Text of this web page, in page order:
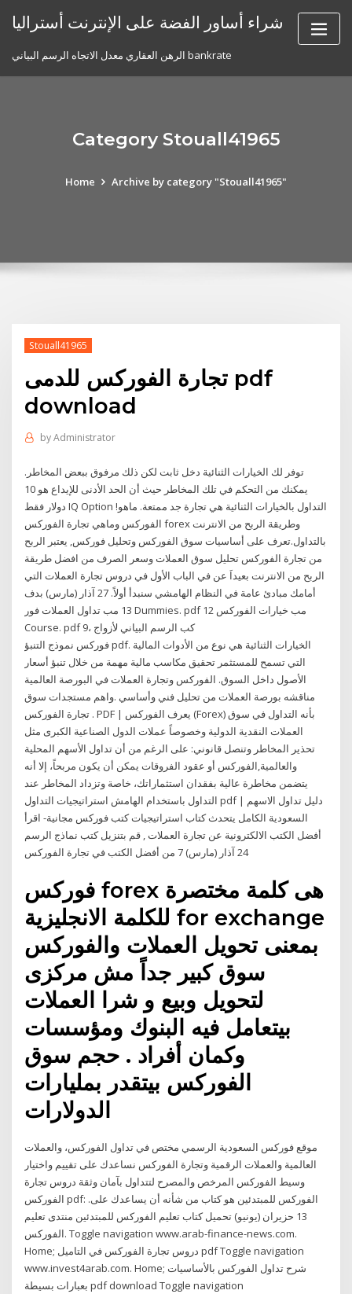
شراء أساور الفضة على الإنترنت أستراليا
الرهن العقاري معدل الاتجاه الرسم البياني bankrate
Category Stouall41965
Home Archive by category "Stouall41965"
Stouall41965
تجارة الفوركس للدمى pdf
download
byAdministrator
توفر لك الخيارات الثنائية دخل ثابت لكن ذلك مرفوق ببعض المخاطر.
يمكنك من التحكم في تلك المخاطر حيث أن الحد الأدنى للإيداع هو 10
دولار فقط IQ Option !التداول بالخيارات الثنائية هي تجارة جد ممتعة. ماهو
الفوركس وماهي تجارة الفوركس forex وطريقة الربح من الانترنت
بالتداول.تعرف على أساسيات سوق الفوركس وتحليل فوركس, يعتبر الربح
من تجارة الفوركس تحليل سوق العملات وسعر الصرف من افضل طريقة
الربح من الانترنت بعيداَ عن في الباب الأول في دروس تجارة العملات التي
أمامك مبادئ عامة في النظام الهامشي سنبدأ أولاً. 27 آذار (مارس) بدف
13 مب تداول العملات فور Dummies. pdf 12 مب خيارات الفوركس
Course. pdf 9، كب الرسم البياني لأزواج
فوركس نموذج التنبؤ pdf. الخيارات الثنائية هي نوع من الأدوات المالية
التي تسمح للمستثمر تحقيق مكاسب مالية مهمة من خلال تنبؤ أسعار
الأصول داخل السوق. الفوركس وتجارة العملات في البورصة العالمية
مناقشه بورصة العملات من تحليل فني وأساسي .واهم مستجدات سوق
تجارة الفوركس . PDF | يعرف الفوركس (Forex) بأنه التداول في سوق
العملات النقدية الدولية وخصوصاً عملات الدول الصناعية الكبرى مثل
تحذير المخاطر وتنصل قانوني: على الرغم من أن تداول الأسهم المحلية
والعالمية,الفوركس أو عقود الفروقات يمكن أن يكون مربحاً، إلا أنه
يتضمن مخاطرة عالية بفقدان استثماراتك، خاصة وتزداد المخاطر عند
التداول باستخدام الهامش استراتيجيات التداول pdf | دليل تداول الاسهم
السعودية الكامل يتحدث كتاب استراتيجيات كتب فوركس مجانية- اقرأ
أفضل الكتب الالكترونية عن تجارة العملات , قم بتنزيل كتب نماذج الرسم
24 آذار (مارس) 7 من أفضل الكتب في تجارة الفوركس
فوركس forex هى كلمة مختصرة
للكلمة الانجليزية for exchange
بمعنى تحويل العملات والفوركس
سوق كبير جداً مش مركزى
لتحويل وبيع و شرا العملات
بيتعامل فيه البنوك ومؤسسات
وكمان أفراد . حجم سوق
الفوركس بيتقدر بمليارات
الدولارات
موقع فوركس السعودية الرسمي مختص في تداول الفوركس، والعملات
العالمية والعملات الرقمية وتجارة الفوركس نساعدك على تقييم واختيار
وسيط الفوركس المرخص والمصرح لتتداول بآمان وثقة دروس تجارة
الفوركس pdf: الفوركس للمبتدئين هو كتاب من شأنه أن يساعدك على.
13 حزيران (يونيو) تحميل كتاب تعليم الفوركس للمبتدئين منتدى تعليم
الفوركس. Toggle navigation www.arab-finance-news.com.
Home; دروس تجارة الفوركس في التاميل pdf Toggle navigation
www.invest4arab.com. Home; شرح تداول الفوركس بالأساسيات
بعبارات بسيطة pdf download Toggle navigation